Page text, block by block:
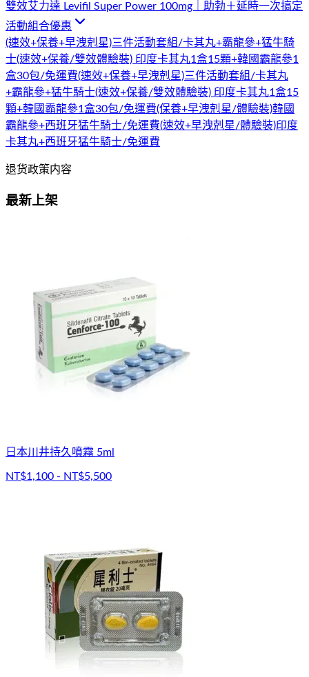
雙效艾力達 Levifil Super Power 100mg｜助勃＋延時一次搞定
活動組合優惠
(速效+保養+早洩剋星)三件活動套組/卡其丸+霸龍參+猛牛騎
士(速效+保養/雙效體驗裝) 印度卡其丸1盒15顆+韓國霸龍參1
盒30包/免運費(速效+保養+早洩剋星)三件活動套組/卡其丸
+霸龍參+猛牛騎士(速效+保養/雙效體驗裝) 印度卡其丸1盒15
顆+韓國霸龍參1盒30包/免運費(保養+早洩剋星/體驗裝)韓國
霸龍參+西班牙猛牛騎士/免運費(速效+早洩剋星/體驗裝)印度
卡其丸+西班牙猛牛騎士/免運費
退货政策内容
最新上架
日本川井持久噴霧 5ml
NT$1,100 - NT$5,500